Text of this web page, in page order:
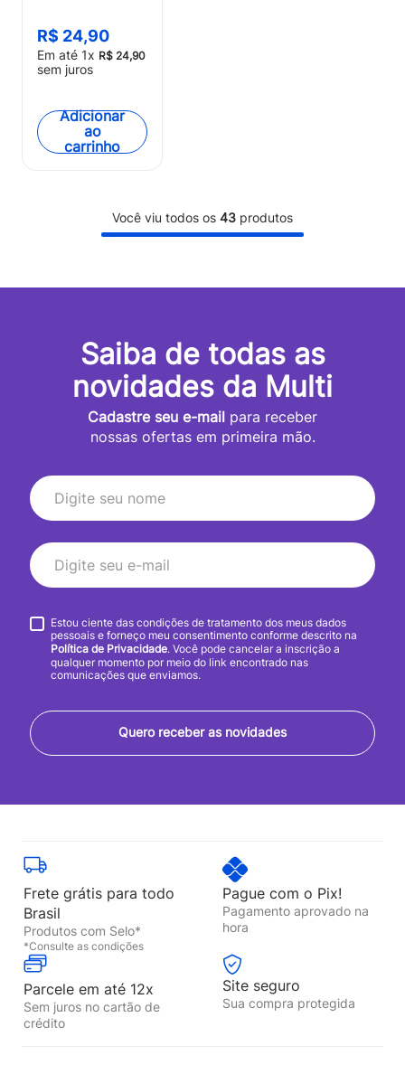
Metros Preto -
WI404OUT
[Reembalado]
R$ 24,90
Em até 1x R$ 24,90
sem juros
Adicionar
ao
carrinho
Você viu todos os 43 produtos
Saiba de todas as
novidades da Multi
Cadastre seu e-mail para receber
nossas ofertas em primeira mão.
Quero receber as novidades
Estou ciente das condições de tratamento dos meus dados
pessoais e forneço meu consentimento conforme descrito na
Política de Privacidade. Você pode cancelar a inscrição a
qualquer momento por meio do link encontrado nas
comunicações que enviamos.
Frete grátis para todo
Brasil
Produtos com Selo*
*Consulte as condições
Pague com o Pix!
Pagamento aprovado na
hora
Parcele em até 12x
Sem juros no cartão de
crédito
Site seguro
Sua compra protegida